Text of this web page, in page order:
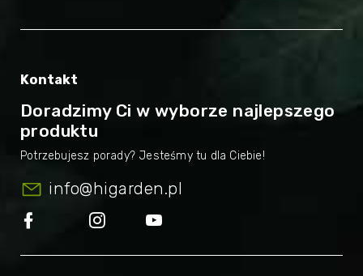
Kontakt
Doradzimy Ci w wyborze najlepszego
produktu
info@higarden.pl